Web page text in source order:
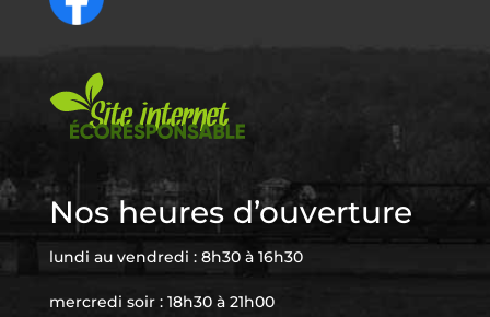
Nos heures d’ouverture
lundi au vendredi : 8h30 à 16h30
mercredi soir : 18h30 à 21h00